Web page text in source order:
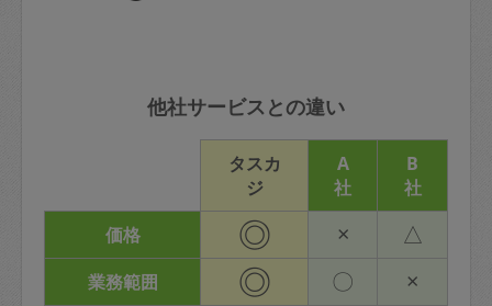
他社サービスとの違い
タスカ
ジ
A
社
B
社
価格
◎ × △
業務範囲 ◎ 〇 ×